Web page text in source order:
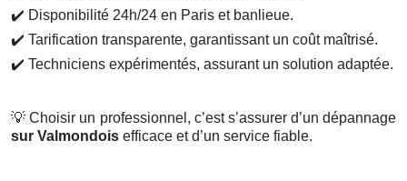
✔️ Disponibilité 24h/24 en Paris et banlieue.
✔️ Tarification transparente, garantissant un coût maîtrisé.
✔️ Techniciens expérimentés, assurant un solution adaptée.
💡 Choisir un professionnel, c’est s’assurer d’un dépannage
sur Valmondois efficace et d’un service fiable.